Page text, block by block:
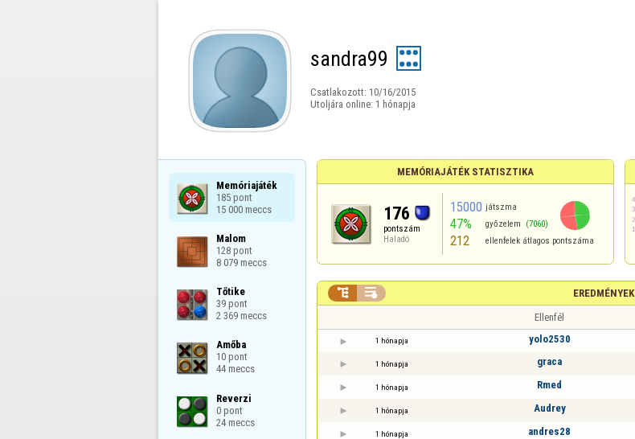
sandra99
Csatlakozott: 10/16/2015
Utoljára online: 1 hónapja
Memóriajáték
185 pont
15 000 meccs
Malom
128 pont
8 079 meccs
Tőtike
39 pont
2 369 meccs
Amőba
10 pont
44 meccs
Reverzi
0 pont
24 meccs
MEMÓRIAJÁTÉK STATISZTIKA
176
pontszám
Haladó
15000 játszma
47% győzelem (7060)
212 ellenfelek átlagos pontszáma
EREDMÉNYEK
 
Ellenfél
1 hónapja yolo2530
1 hónapja graca
1 hónapja Rmed
1 hónapja Audrey
1 hónapja andres28